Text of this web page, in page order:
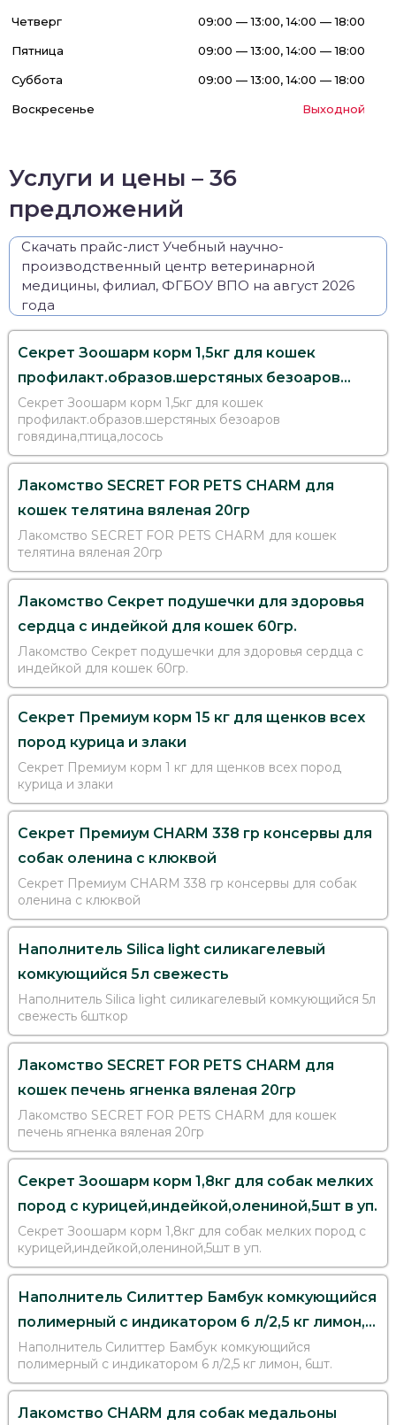
Четверг 09:00 — 13:00, 14:00 — 18:00
Пятница 09:00 — 13:00, 14:00 — 18:00
Суббота 09:00 — 13:00, 14:00 — 18:00
Воскресенье Выходной
Услуги и цены – 36
предложений
Скачать прайс-лист Учебный научно-
производственный центр ветеринарной
медицины, филиал, ФГБОУ ВПО на август 2026
года
Секрет Зоошарм корм 1,5кг для кошек
профилакт.образов.шерстяных безоаров
говядина,птица,лосось
Секрет Зоошарм корм 1,5кг для кошек
профилакт.образов.шерстяных безоаров
говядина,птица,лосось
Лакомство SECRET FOR PETS CHARM для
кошек телятина вяленая 20гр
Лакомство SECRET FOR PETS CHARM для кошек
телятина вяленая 20гр
Лакомство Секрет подушечки для здоровья
сердца с индейкой для кошек 60гр.
Лакомство Секрет подушечки для здоровья сердца с
индейкой для кошек 60гр.
Секрет Премиум корм 15 кг для щенков всех
пород курица и злаки
Секрет Премиум корм 1 кг для щенков всех пород
курица и злаки
Секрет Премиум CHARM 338 гр консервы для
собак оленина с клюквой
Секрет Премиум CHARM 338 гр консервы для собак
оленина с клюквой
Наполнитель Silica light силикагелевый
комкующийся 5л свежесть
Наполнитель Silica light силикагелевый комкующийся 5л
свежесть 6шткор
Лакомство SECRET FOR PETS CHARM для
кошек печень ягненка вяленая 20гр
Лакомство SECRET FOR PETS CHARM для кошек
печень ягненка вяленая 20гр
Секрет Зоошарм корм 1,8кг для собак мелких
пород с курицей,индейкой,олениной,5шт в уп.
Секрет Зоошарм корм 1,8кг для собак мелких пород с
курицей,индейкой,олениной,5шт в уп.
Наполнитель Силиттер Бамбук комкующийся
полимерный с индикатором 6 л/2,5 кг лимон,
6шт.
Наполнитель Силиттер Бамбук комкующийся
полимерный с индикатором 6 л/2,5 кг лимон, 6шт.
Лакомство CHARM для собак медальоны